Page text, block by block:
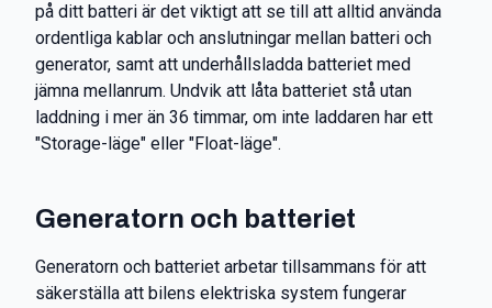
på ditt batteri är det viktigt att se till att alltid använda
ordentliga kablar och anslutningar mellan batteri och
generator, samt att underhållsladda batteriet med
jämna mellanrum. Undvik att låta batteriet stå utan
laddning i mer än 36 timmar, om inte laddaren har ett
"Storage-läge" eller "Float-läge".
Generatorn och batteriet
Generatorn och batteriet arbetar tillsammans för att
säkerställa att bilens elektriska system fungerar